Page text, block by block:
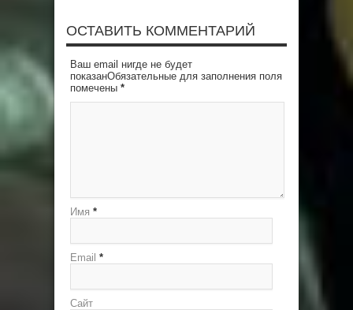
ОСТАВИТЬ КОММЕНТАРИЙ
Ваш email нигде не будет
показанОбязательные для заполнения поля
помечены *
Имя *
Email *
Сайт